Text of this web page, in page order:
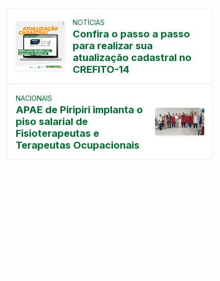
NOTÍCIAS
Confira o passo a passo
para realizar sua
atualização cadastral no
CREFITO-14
NACIONAIS
APAE de Piripiri implanta o
piso salarial de
Fisioterapeutas e
Terapeutas Ocupacionais